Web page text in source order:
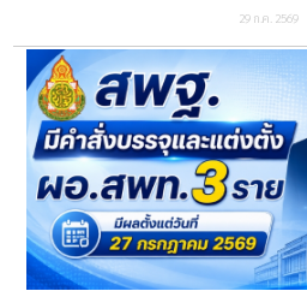
29 ก.ค. 2569